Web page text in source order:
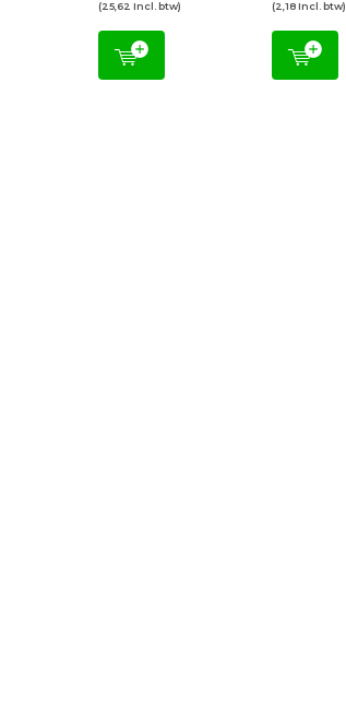
(25,62 Incl. btw) (2,18 Incl. btw)